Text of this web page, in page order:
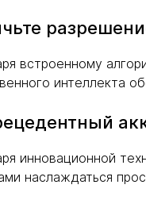
встроенному
интеллекта
инновационной
наслаждаться